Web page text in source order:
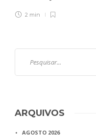
2 min
ARQUIVOS
AGOSTO 2026